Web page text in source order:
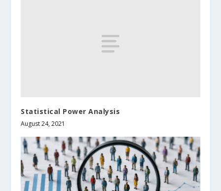
Statistical Power Analysis
August 24, 2021